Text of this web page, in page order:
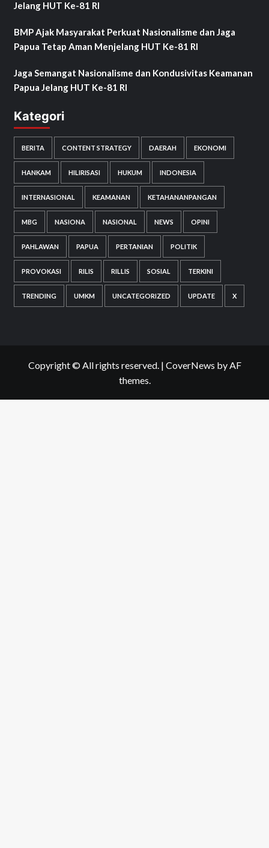
Jelang HUT Ke-81 RI
BMP Ajak Masyarakat Perkuat Nasionalisme dan Jaga
Papua Tetap Aman Menjelang HUT Ke-81 RI
Jaga Semangat Nasionalisme dan Kondusivitas Keamanan
Papua Jelang HUT Ke-81 RI
Kategori
BERITA CONTENT STRATEGY DAERAH EKONOMI
HANKAM HILIRISASI HUKUM INDONESIA
INTERNASIONAL KEAMANAN KETAHANANPANGAN
MBG NASIONA NASIONAL NEWS OPINI
PAHLAWAN PAPUA PERTANIAN POLITIK
PROVOKASI RILIS RILLIS SOSIAL TERKINI
TRENDING UMKM UNCATEGORIZED UPDATE X
Copyright © All rights reserved. | CoverNews by AF
themes.